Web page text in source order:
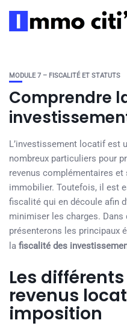
MODULE 7 – FISCALITÉ ET STATUTS
Comprendre
L’investissement locatif est
nombreux particuliers pour
revenus complémentaires
immobilier. Toutefois, il est
fiscalité qui en découle afin
minimiser les charges.
présenterons les principaux
la fiscalité des
Les
revenus
imposition